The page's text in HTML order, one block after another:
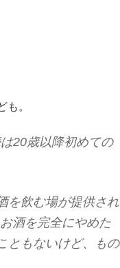
も。
20歳以降初めての
を飲む場が提供され
酒を完全にやめた
ともないけど、もの